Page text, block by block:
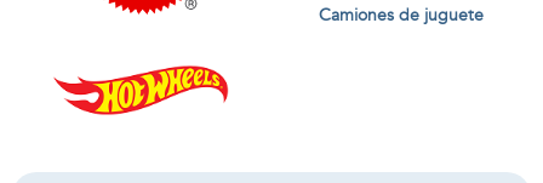
Camiones de juguete